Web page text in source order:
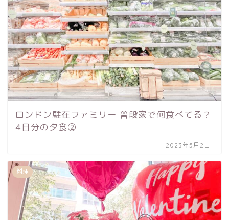
ロンドン駐在ファミリー 普段家で何食べてる？
4日分の夕食②
2023年5月2日
料理